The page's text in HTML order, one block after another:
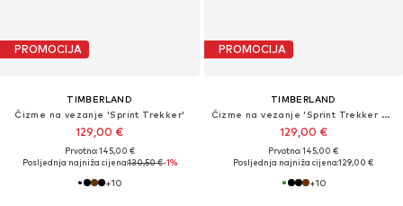
PROMOCIJA
TIMBERLAND
Čizme na vezanje 'Sprint Trekker'
129,00 €
Prvotno: 145,00 €
Posljednja najniža cijena:130,50 €-1%
+10
PROMOCIJA
TIMBERLAND
Čizme na vezanje 'Sprint Trekker Mid'
129,00 €
Prvotno: 145,00 €
Posljednja najniža cijena:129,00 €
+10